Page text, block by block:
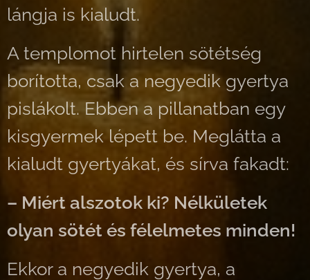
lángja is kialudt.
A templomot hirtelen sötétség
borította, csak a negyedik gyertya
pislákolt. Ebben a pillanatban egy
kisgyermek lépett be. Meglátta a
kialudt gyertyákat, és sírva fakadt:
– Miért alszotok ki? Nélkületek
olyan sötét és félelmetes minden!
Ekkor a negyedik gyertya, a